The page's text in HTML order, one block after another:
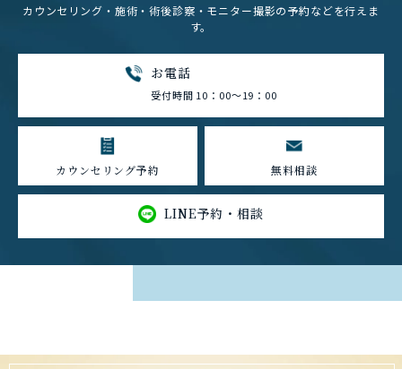
カウンセリング・施術・術後診察・モニター撮影の予約などを行えま
す。
お電話
受付時間 10：00～19：00
カウンセリング予約 無料相談
LINE予約・相談